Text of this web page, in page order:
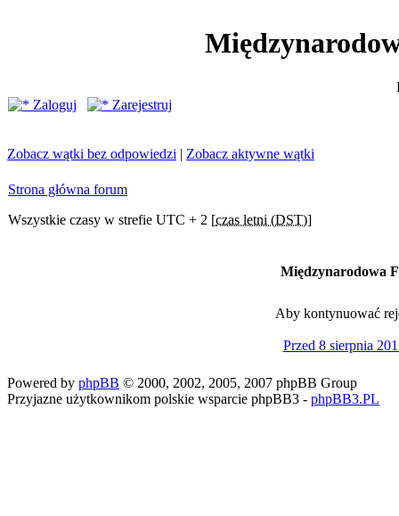
Zaloguj
Zarejestruj
Zobacz wątki bez odpowiedzi | Zobacz aktywne wątki
Strona główna forum
Wszystkie czasy w strefie UTC + 2 [czas letni (DST)]
Międzynarodowa
Aby kontynuować
Przed 8 sierpnia
Powered by phpBB © 2000, 2002, 2005, 2007 phpBB Group
Przyjazne użytkownikom polskie wsparcie phpBB3 - phpBB3.PL